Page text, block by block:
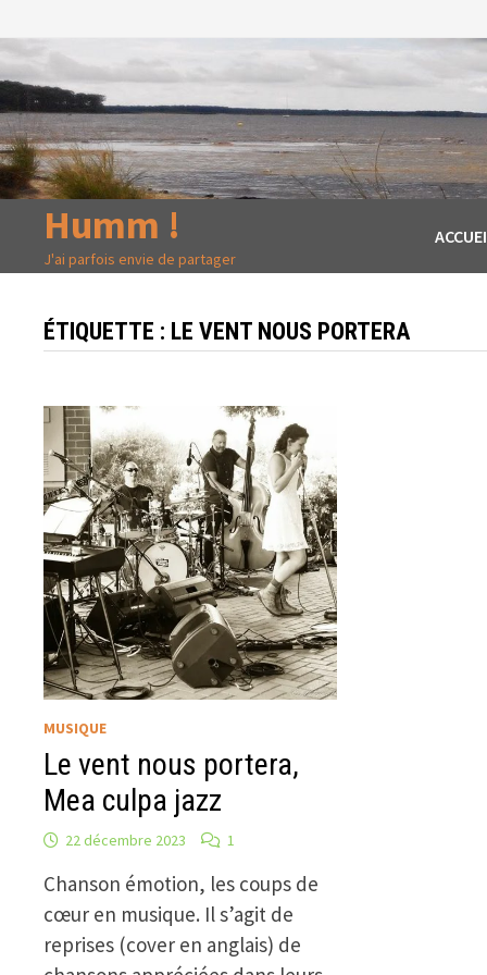
au
contenu
Humm !
J'ai parfois envie de partager
ÉTIQUETTE : LE VENT NOUS PORTERA
MUSIQUE
Le vent nous portera,
Mea culpa jazz
22 décembre 2023 1
Chanson émotion, les coups de
cœur en musique. Il s’agit de
reprises (cover en anglais) de